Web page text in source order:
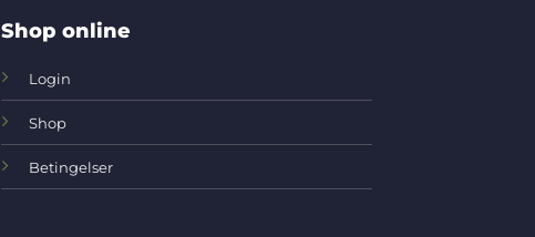
Shop online
Login
Shop
Betingelser